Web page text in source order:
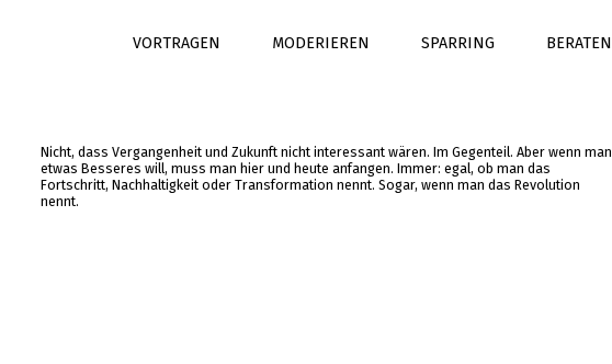
VORTRAGEN MODERIEREN SPARRING BERATEN
Nicht, dass Vergangenheit und Zukunft nicht interessant wären. Im Gegenteil. Aber wenn man
etwas Besseres will, muss man hier und heute anfangen. Immer: egal, ob man das
Fortschritt, Nachhaltigkeit oder Transformation nennt. Sogar, wenn man das Revolution
nennt.